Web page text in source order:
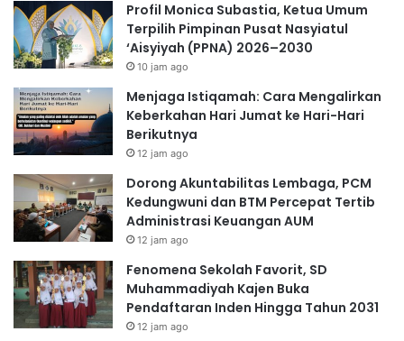
Profil Monica Subastia, Ketua Umum
Terpilih Pimpinan Pusat Nasyiatul
‘Aisyiyah (PPNA) 2026–2030
10 jam ago
Menjaga Istiqamah: Cara Mengalirkan
Keberkahan Hari Jumat ke Hari-Hari
Berikutnya
12 jam ago
Dorong Akuntabilitas Lembaga, PCM
Kedungwuni dan BTM Percepat Tertib
Administrasi Keuangan AUM
12 jam ago
Fenomena Sekolah Favorit, SD
Muhammadiyah Kajen Buka
Pendaftaran Inden Hingga Tahun 2031
12 jam ago